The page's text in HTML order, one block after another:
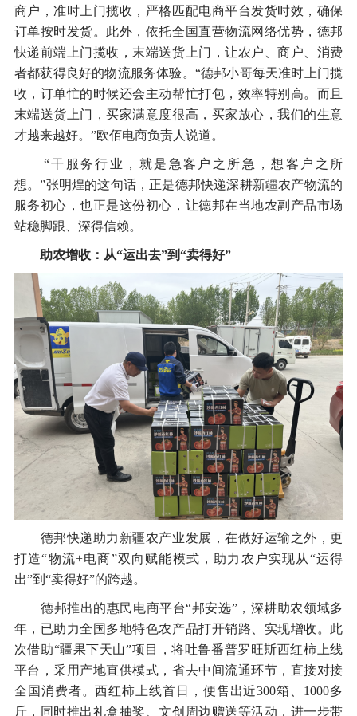
商户，准时上门揽收，严格匹配电商平台发货时效，确保
订单按时发货。此外，依托全国直营物流网络优势，德邦
快递前端上门揽收，末端送货上门，让农户、商户、消费
者都获得良好的物流服务体验。“德邦小哥每天准时上门揽
收，订单忙的时候还会主动帮忙打包，效率特别高。而且
末端送货上门，买家满意度很高，买家放心，我们的生意
才越来越好。”欧佰电商负责人说道。
“干服务行业，就是急客户之所急，想客户之所
想。”张明煌的这句话，正是德邦快递深耕新疆农产物流的
服务初心，也正是这份初心，让德邦在当地农副产品市场
站稳脚跟、深得信赖。
助农增收：从“运出去”到“卖得好”
德邦快递助力新疆农产业发展，在做好运输之外，更
打造“物流+电商”双向赋能模式，助力农户实现从“运得
出”到“卖得好”的跨越。
德邦推出的惠民电商平台“邦安选”，深耕助农领域多
年，已助力全国多地特色农产品打开销路、实现增收。此
次借助“疆果下天山”项目，将吐鲁番普罗旺斯西红柿上线
平台，采用产地直供模式，省去中间流通环节，直接对接
全国消费者。西红柿上线首日，便售出近300箱、1000多
斤，同时推出礼盒抽奖、文创周边赠送等活动，进一步带